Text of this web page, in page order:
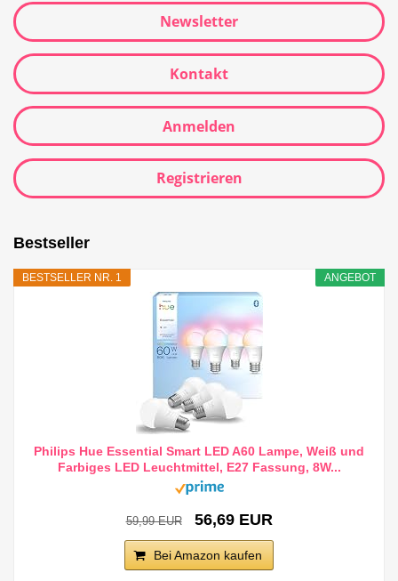
Newsletter
Kontakt
Anmelden
Registrieren
Bestseller
ANGEBOT
BESTSELLER NR. 1
Philips Hue Essential Smart LED A60 Lampe, Weiß und
Farbiges LED Leuchtmittel, E27 Fassung, 8W...
59,99 EUR 56,69 EUR
Bei Amazon kaufen